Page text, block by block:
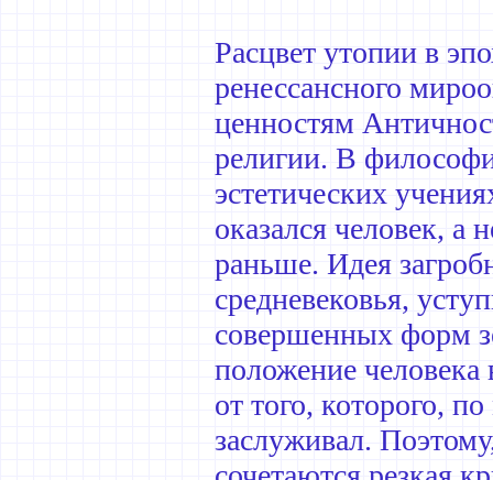
Расцвет утопии в
ренессансного
ценностям
религии. В
эстетических
оказался человек, а
раньше. Идея
средневековья,
совершенных форм
положение человека
от того, которого,
заслуживал.